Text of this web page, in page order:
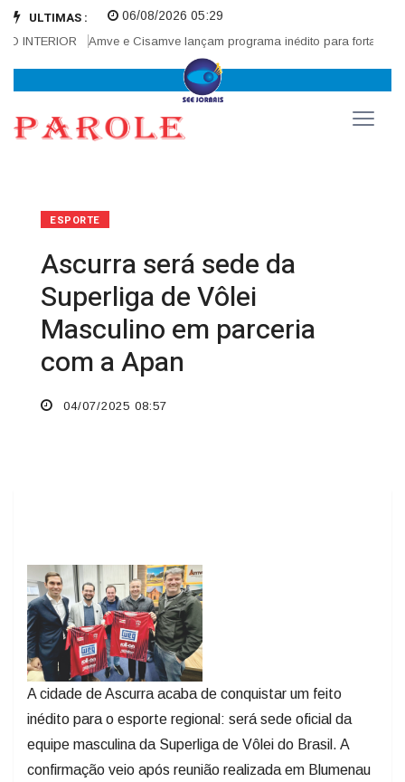
ULTIMAS :
INTERIOR Amve e Cisamve lançam programa inédito para fortalecer
06/08/2026 05:29
ESPORTE
Ascurra será sede da
Superliga de Vôlei
Masculino em parceria
com a Apan
04/07/2025 08:57
A cidade de Ascurra acaba de conquistar um feito
inédito para o esporte regional: será sede oficial da
equipe masculina da Superliga de Vôlei do Brasil. A
confirmação veio após reunião realizada em Blumenau